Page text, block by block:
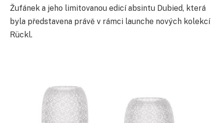
Žufánek a jeho limitovanou edicí absintu Dubied, která
byla představena právě v rámci launche nových kolekcí
Rückl.